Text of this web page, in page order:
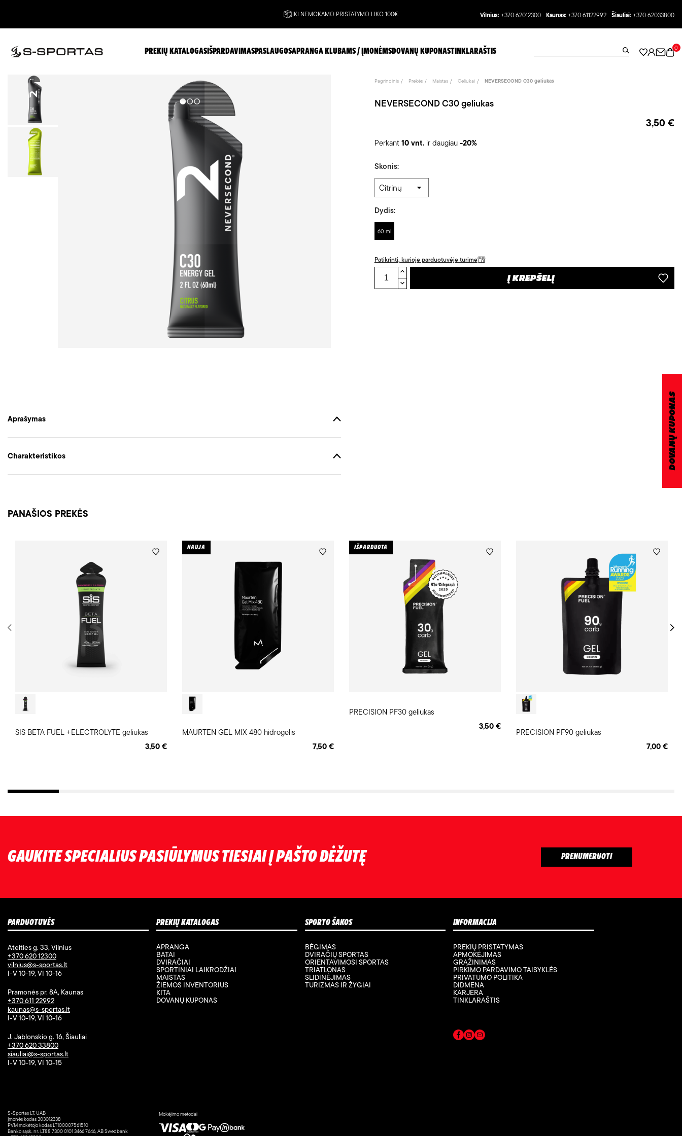
IKI NEMOKAMO PRISTATYMO LIKO 100€ Vilnius: +370 62012300 Kaunas: +370 61122992 Šiauliai: +370 62033800
PREKIŲ KATALOGASIŠPARDAVIMASPASLAUGOSAPRANGA KLUBAMS / ĮMONĖMSDOVANŲ KUPONASTINKLARAŠTIS 0
Aprašymas
Charakteristikos
Pagrindinis Prekės Maistas Geliukai NEVERSECOND C30 geliukas
NEVERSECOND C30 geliukas
3,50 €
Perkant 10 vnt.ir daugiau -20%
Skonis:
Dydis:
60 ml
Patikrinti, kurioje parduotuvėje turime
Į KREPŠELĮ
PANAŠIOS PREKĖS
SIS BETA FUEL +ELECTROLYTE geliukas
3,50 €
MAURTEN GEL MIX 480 hidrogelis
7,50 €
NAUJA
PRECISION PF30 geliukas
3,50 €
IŠPARDUOTA
PRECISION PF90 geliukas
7,00 €
GAUKITE SPECIALIUS PASIŪLYMUS TIESIAI Į PAŠTO DĖŽUTĘ
DOVANŲ KUPONAS
PARDUOTUVĖS
Ateities g. 33, Vilnius
+370 620 12300
vilnius@s-sportas.lt
I-V 10-19, VI 10-16
Pramonės pr. 8A, Kaunas
+370 611 22992
kaunas@s-sportas.lt
I-V 10-19, VI 10-16
J. Jablonskio g. 16, Šiauliai
+370 620 33800
siauliai@s-sportas.lt
I-V 10-19, VI 10-15
PREKIŲ KATALOGAS
APRANGA
BATAI
DVIRAČIAI
SPORTINIAI LAIKRODŽIAI
MAISTAS
ŽIEMOS INVENTORIUS
KITA
DOVANŲ KUPONAS
SPORTO ŠAKOS
BĖGIMAS
DVIRAČIŲ SPORTAS
ORIENTAVIMOSI SPORTAS
TRIATLONAS
SLIDINĖJIMAS
TURIZMAS IR ŽYGIAI
INFORMACIJA
PREKIŲ PRISTATYMAS
APMOKĖJIMAS
GRĄŽINIMAS
PIRKIMO PARDAVIMO TAISYKLĖS
PRIVATUMO POLITIKA
DIDMENA
KARJERA
TINKLARAŠTIS
S-Sportas LT, UAB
Įmonės kodas 303012338
PVM mokėtojo kodas LT100007561510
Banko sąsk. nr. LT88 7300 0101 3466 7646, AB Swedbank
Mokėjimo metodai